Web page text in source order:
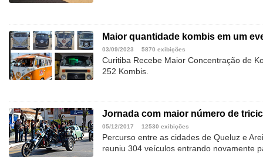
Maior quantidade kombis em um
03/09/2023 5870 exibições
Curitiba Recebe Maior Concentração de
252 Kombis.
Jornada com maior número de
05/12/2017 12530 exibições
Percurso entre as cidades de Queluz e
reuniu 304 veículos entrando novamente